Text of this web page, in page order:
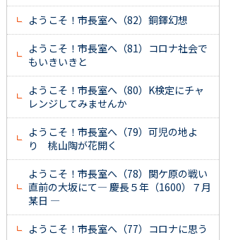
ようこそ！市長室へ（82）銅鐸幻想
ようこそ！市長室へ（81）コロナ社会で
もいきいきと
ようこそ！市長室へ（80）K検定にチャ
レンジしてみませんか
ようこそ！市長室へ（79）可児の地よ
り 桃山陶が花開く
ようこそ！市長室へ（78）関ケ原の戦い
直前の大坂にて― 慶長５年（1600）７月
某日 ―
ようこそ！市長室へ（77）コロナに思う